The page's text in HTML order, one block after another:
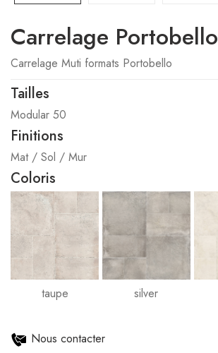
Carrelage Portobello
Carrelage Muti formats Portobello
Tailles
Modular 50
Finitions
Mat / Sol / Mur
Coloris
taupe silver
Nous contacter